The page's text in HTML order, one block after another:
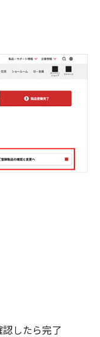
したら完了